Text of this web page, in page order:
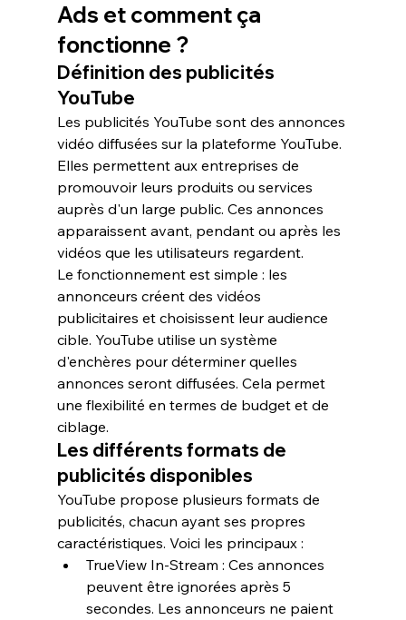
Ads et comment ça
fonctionne ?
Définition des publicités
YouTube
Les publicités YouTube sont des annonces
vidéo diffusées sur la plateforme YouTube.
Elles permettent aux entreprises de
promouvoir leurs produits ou services
auprès d'un large public. Ces annonces
apparaissent avant, pendant ou après les
vidéos que les utilisateurs regardent.
Le fonctionnement est simple : les
annonceurs créent des vidéos
publicitaires et choisissent leur audience
cible. YouTube utilise un système
d'enchères pour déterminer quelles
annonces seront diffusées. Cela permet
une flexibilité en termes de budget et de
ciblage.
Les différents formats de
publicités disponibles
YouTube propose plusieurs formats de
publicités, chacun ayant ses propres
caractéristiques. Voici les principaux :
TrueView In-Stream : Ces annonces
peuvent être ignorées après 5
secondes. Les annonceurs ne paient